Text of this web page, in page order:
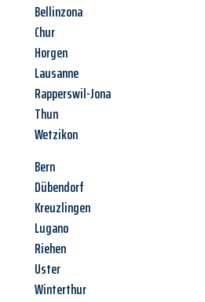
Bellinzona
Chur
Horgen
Lausanne
Rapperswil-Jona
Thun
Wetzikon
Bern
Dübendorf
Kreuzlingen
Lugano
Riehen
Uster
Winterthur